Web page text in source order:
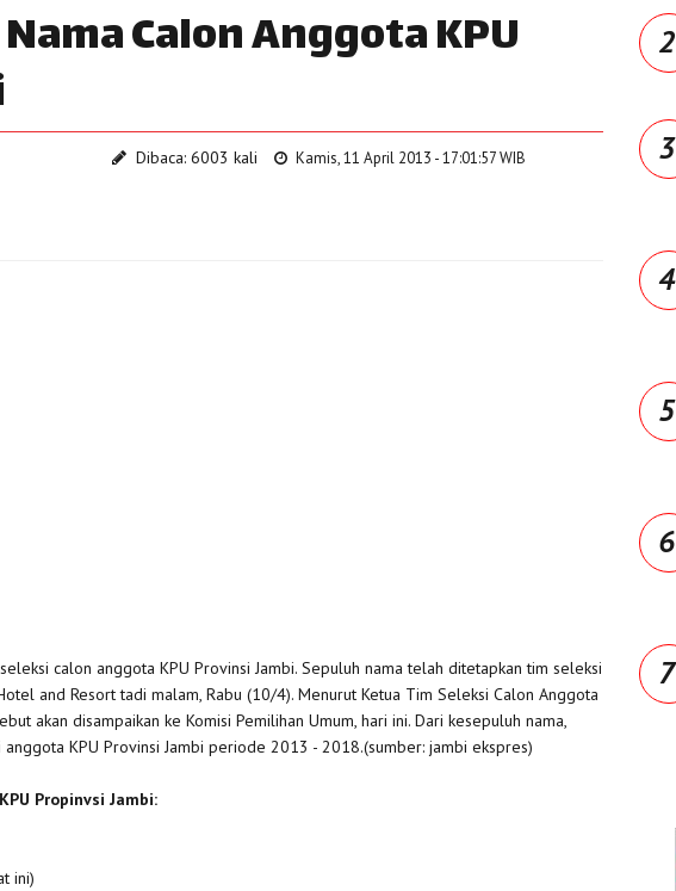
Calon Anggota KPU
Dibaca: 6003 kali Kamis, 11 April 2013 - 17:01:57 WIB
calon anggota KPU Provinsi Jambi. Sepuluh nama telah ditetapkan tim seleksi
and Resort tadi malam, Rabu (10/4). Menurut Ketua Tim Seleksi Calon Anggota
akan disampaikan ke Komisi Pemilihan Umum, hari ini. Dari kesepuluh nama,
KPU Provinsi Jambi periode 2013 - 2018.(sumber: jambi ekspres)
Propinvsi Jambi:
ini)
2
3
4
5
6
7